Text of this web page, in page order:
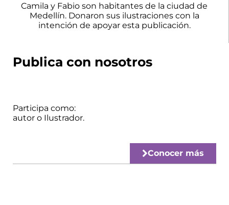
Camila y Fabio son habitantes de la ciudad de
Medellín. Donaron sus ilustraciones con la
intención de apoyar esta publicación.
Publica con nosotros
Participa como:
autor o Ilustrador.
Conocer más